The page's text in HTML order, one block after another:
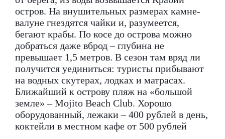
остров. На внушительных размерах камне-
валуне гнездятся чайки и, разумеется,
бегают крабы. По косе до острова можно
добраться даже вброд – глубина не
превышает 1,5 метров. В сезон там вряд ли
получится уединиться: туристы прибывают
на водных скутерах, лодках и матрасах.
Ближайший к острову пляж на «большой
земле» – Mojito Beach Club. Хорошо
оборудованный, лежаки – 400 рублей в день,
коктейли в местном кафе от 500 рублей